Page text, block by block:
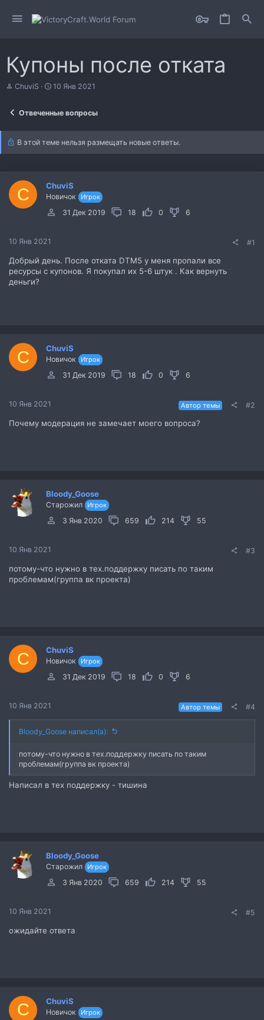
Купоны после отката
А
е
м
ChuviS
Д
а
ч
а
10 Янв 2021
Отвеченные вопросы
В этой теме нельзя размещать новые ответы.
C ChuviS
Новичок Игрок
31 Дек 2019 18 0 6
10 Янв 2021 #1
Добрый день. После отката DTM5 у меня пропали все
ресурсы с купонов. Я покупал их 5-6 штук . Как вернуть
деньги?
C ChuviS
Новичок Игрок
31 Дек 2019 18 0 6
10 Янв 2021 Автор темы #2
Почему модерация не замечает моего вопроса?
Bloody_Goose
Старожил Игрок
3 Янв 2020 659 214 55
10 Янв 2021 #3
потому-что нужно в тех.поддержку писать по таким
проблемам(группа вк проекта)
C ChuviS
Новичок Игрок
31 Дек 2019 18 0 6
10 Янв 2021 Автор темы #4
Bloody_Goose написал(а):
потому-что нужно в тех.поддержку писать по таким
проблемам(группа вк проекта)
Написал в тех поддержку - тишина
Bloody_Goose
Старожил Игрок
3 Янв 2020 659 214 55
10 Янв 2021 #5
ожидайте ответа
C ChuviS
Новичок Игрок